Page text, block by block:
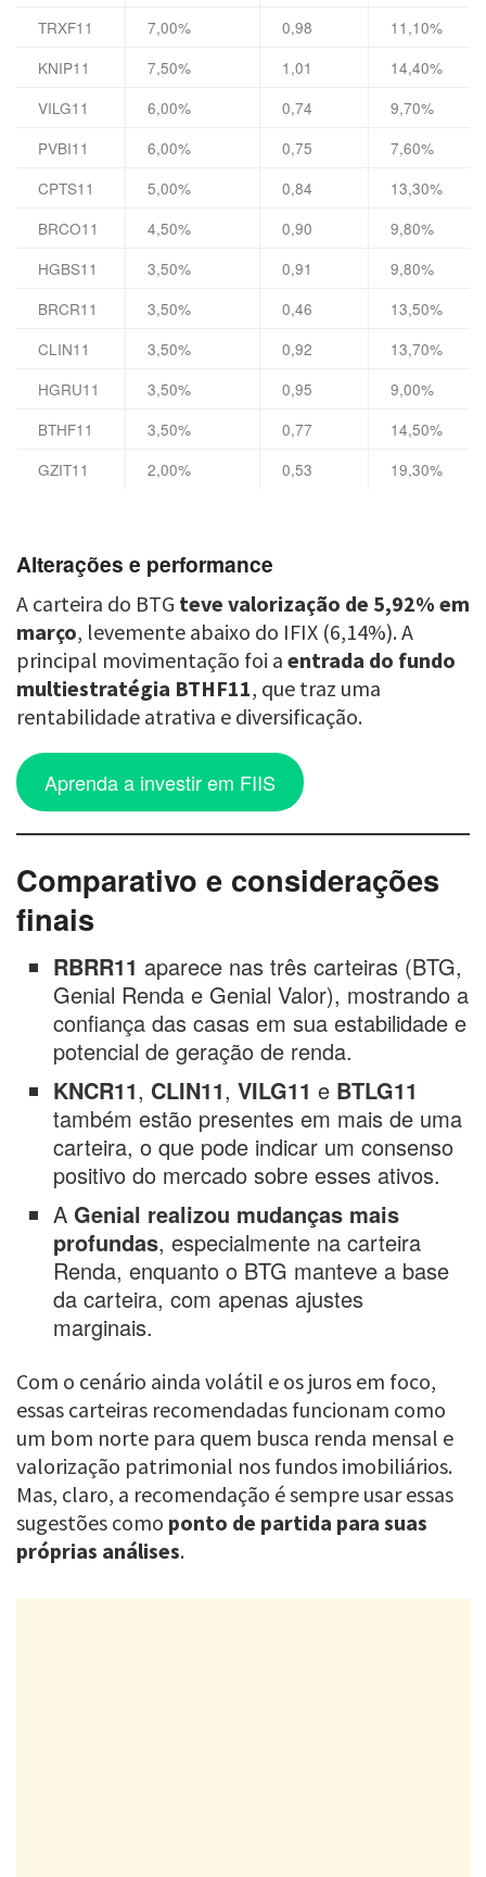
TRXF11
7,00% 0,98
11,10%
KNIP11
7,50% 1,01
14,40%
VILG11
6,00% 0,74
9,70%
PVBI11
6,00% 0,75
7,60%
CPTS11
5,00% 0,84
13,30%
BRCO11
4,50% 0,90
9,80%
HGBS11
3,50% 0,91
9,80%
BRCR11
3,50% 0,46
13,50%
CLIN11
3,50% 0,92
13,70%
HGRU11
3,50% 0,95
9,00%
BTHF11
3,50% 0,77
14,50%
GZIT11
2,00% 0,53 19,30%
Alterações e performance
A carteira do BTG teve valorização de 5,92% em
março, levemente abaixo do IFIX (6,14%). A
principal movimentação foi a entrada do fundo
multiestratégia BTHF11, que traz uma
rentabilidade atrativa e diversificação.
Aprenda a investir em FIIS
Comparativo e considerações
finais
RBRR11 aparece nas três carteiras (BTG,
Genial Renda e Genial Valor), mostrando a
confiança das casas em sua estabilidade e
potencial de geração de renda.
KNCR11, CLIN11,VILG11 e BTLG11
também estão presentes em mais de uma
carteira, o que pode indicar um consenso
positivo do mercado sobre esses ativos.
AGenial realizou mudanças mais
profundas, especialmente na carteira
Renda, enquanto o BTG manteve a base
da carteira, com apenas ajustes
marginais.
Com o cenário ainda volátil e os juros em foco,
essas carteiras recomendadas funcionam como
um bom norte para quem busca renda mensal e
valorização patrimonial nos fundos imobiliários.
Mas, claro, a recomendação é sempre usar essas
sugestões como ponto de partida para suas
próprias análises.